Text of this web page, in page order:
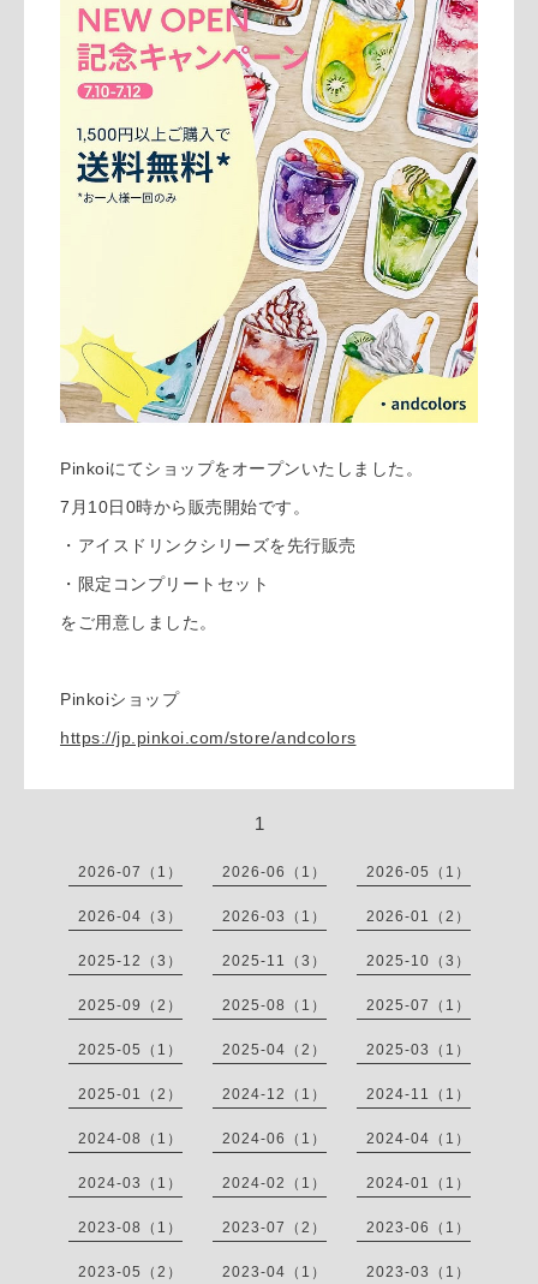
Pinkoiにてショップをオープンいたしました。
7月10日0時から販売開始です。
・アイスドリンクシリーズを先行販売
・限定コンプリートセット
をご用意しました。
Pinkoiショップ
https://jp.pinkoi.com/store/andcolors
1
2026-07（1） 2026-06（1） 2026-05（1）
2026-04（3） 2026-03（1） 2026-01（2）
2025-12（3） 2025-11（3） 2025-10（3）
2025-09（2） 2025-08（1） 2025-07（1）
2025-05（1） 2025-04（2） 2025-03（1）
2025-01（2） 2024-12（1） 2024-11（1）
2024-08（1） 2024-06（1） 2024-04（1）
2024-03（1） 2024-02（1） 2024-01（1）
2023-08（1） 2023-07（2） 2023-06（1）
2023-05（2） 2023-04（1） 2023-03（1）